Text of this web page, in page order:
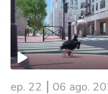
ep. 22 | 06 ago.